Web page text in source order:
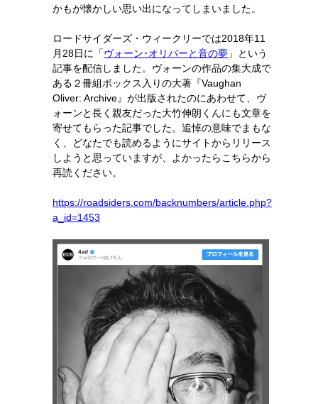
かもが懐かしい思い出になってしまいました。
ロードサイダーズ・ウィークリーでは2018年11
月28日に「ヴォーン･オリバーと音の夢 」という
記事を配信しました。ヴォーンの作品の集大成で
ある２冊組ボックス入りの大著『Vaughan
Oliver: Archive』が出版されたのにあわせて、ヴ
ォーンと長く親友だった大竹伸朗くんにも文章を
寄せてもらった記事でした。追悼の意味でまもな
く、どなたでも読めるようにサイトからリリース
しようと思っていますが、よかったらこちらから
再読ください。
https://roadsiders.com/backnumbers/article.php?
a_id=1453